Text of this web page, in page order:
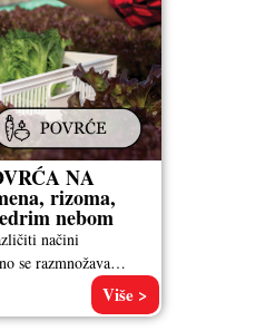
NA
rizoma,
nebom
načini
se razmnožava
Više >